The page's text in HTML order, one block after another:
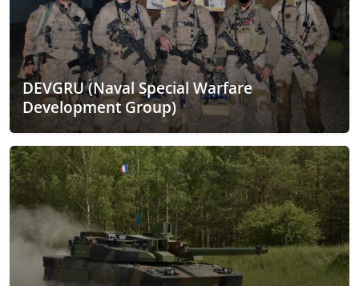
DEVGRU (Naval Special Warfare
Development Group)